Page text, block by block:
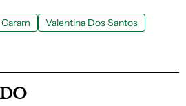
Valentina Dos Santos